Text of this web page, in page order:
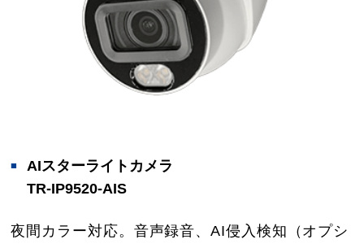
AIスターライトカメラ
TR-IP9520-AIS
夜間カラー対応。音声録音、AI侵入検知（オプシ